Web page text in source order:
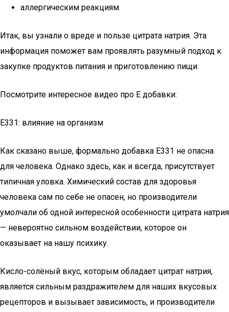
аллергическим реакциям.
Итак, вы узнали о вреде и пользе цитрата натрия. Эта
информация поможет вам проявлять разумный подход к
закупке продуктов питания и приготовлению пищи.
Посмотрите интересное видео про Е добавки:
Е331: влияние на организм
Как сказано выше, формально добавка Е331 не опасна
для человека. Однако здесь, как и всегда, присутствует
типичная уловка. Химический состав для здоровья
человека сам по себе не опасен, но производители
умолчали об одной интересной особенности цитрата натрия
— невероятно сильном воздействии, которое он
оказывает на нашу психику.
Кисло-солёный вкус, которым обладает цитрат натрия,
является сильным раздражителем для наших вкусовых
рецепторов и вызывает зависимость, и производители